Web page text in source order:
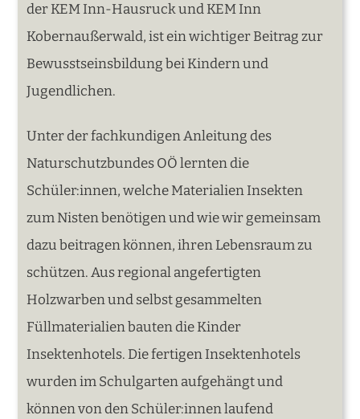
der KEM Inn-Hausruck und KEM Inn
Kobernaußerwald, ist ein wichtiger Beitrag zur
Bewusstseinsbildung bei Kindern und
Jugendlichen.
Unter der fachkundigen Anleitung des
Naturschutzbundes OÖ lernten die
Schüler:innen, welche Materialien Insekten
zum Nisten benötigen und wie wir gemeinsam
dazu beitragen können, ihren Lebensraum zu
schützen. Aus regional angefertigten
Holzwarben und selbst gesammelten
Füllmaterialien bauten die Kinder
Insektenhotels. Die fertigen Insektenhotels
wurden im Schulgarten aufgehängt und
können von den Schüler:innen laufend